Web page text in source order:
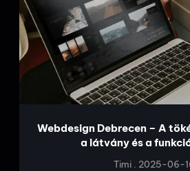
Webdesign Debrecen – A
a látvány és a
Timi 2025-06-